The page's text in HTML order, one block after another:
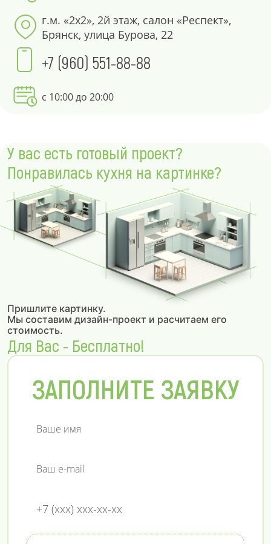
г.м. «2х2», 2й этаж, салон «Респект»,
Брянск, улица Бурова, 22
+7 (960) 551-88-88
с 10:00 до 20:00
У вас есть готовый проект?
Понравилась кухня на картинке?
Пришлите картинку.
Мы составим дизайн-проект и расчитаем его
стоимость.
Для Вас - Бесплатно!
ЗАПОЛНИТЕ ЗАЯВКУ